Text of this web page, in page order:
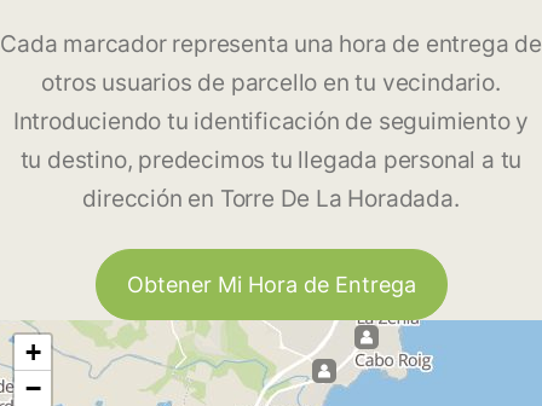
Cada marcador representa una hora de entrega de
otros usuarios de parcello en tu vecindario.
Introduciendo tu identificación de seguimiento y
tu destino, predecimos tu llegada personal a tu
dirección en Torre De La Horadada.
Obtener Mi Hora de Entrega
+
−